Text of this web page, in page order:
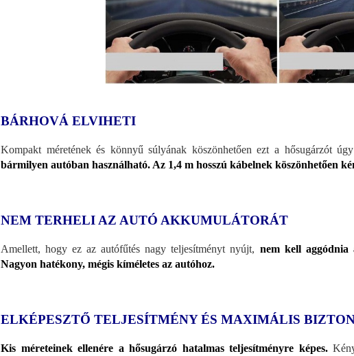
BÁRHOVÁ ELVIHETI
Kompakt méretének és könnyű súlyának köszönhetően ezt a hősugárzót
bármilyen autóban használható. Az 1,4 m hosszú kábelnek köszönhetően
NEM TERHELI AZ AUTÓ AKKUMULÁTORÁT
Amellett, hogy ez az autófűtés nagy teljesítményt nyújt, nem kell
Nagyon hatékony, mégis kíméletes az autóhoz.
ELKÉPESZTŐ TELJESÍTMÉNY ÉS MAXIMÁLIS
Kis méreteinek ellenére a hősugárzó hatalmas teljesítményre képes.